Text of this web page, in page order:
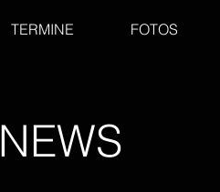
TERMINE FOTOS
NEWS